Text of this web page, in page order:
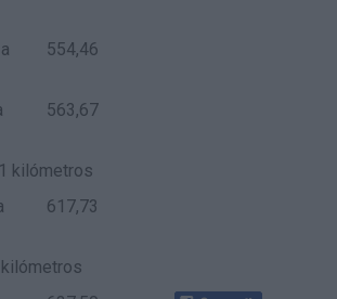
kilómetros